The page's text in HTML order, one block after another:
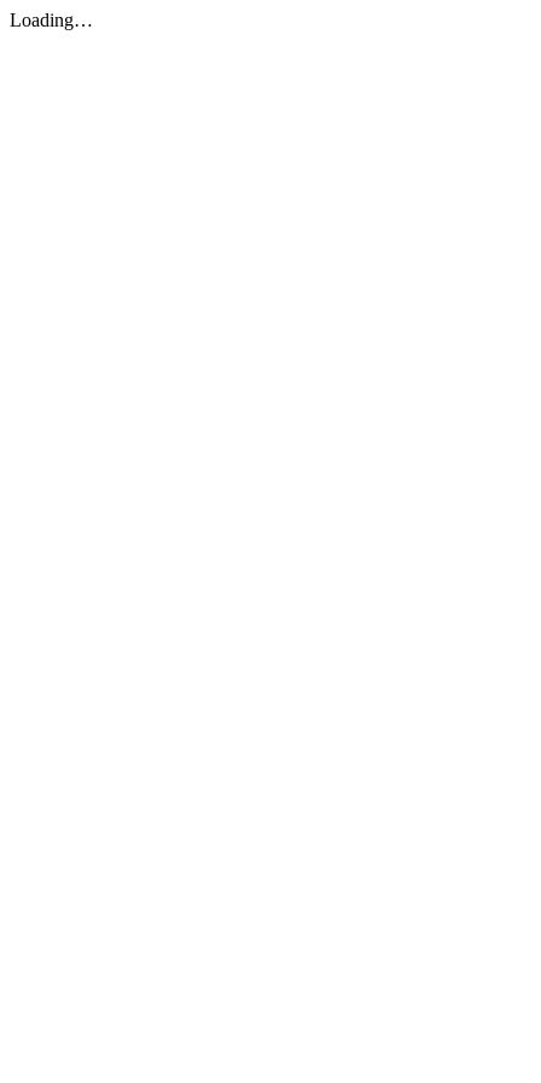
Loading…